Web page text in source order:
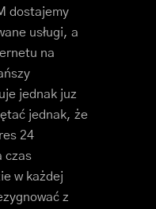
dostajemy
usługi, a
na
jednak juz
jednak, że
24
czas
w każdej
z